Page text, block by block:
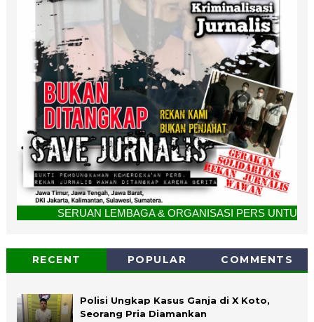
SERUAN LEMBAGA & ORGANISASI PERS UNTUK
RECENT POPULAR COMMENTS
Polisi Ungkap Kasus Ganja di X Koto,
Seorang Pria Diamankan